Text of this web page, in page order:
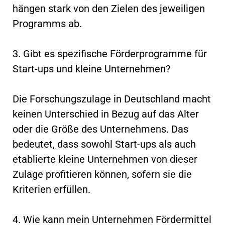
hängen stark von den Zielen des jeweiligen
Programms ab.
3. Gibt es spezifische Förderprogramme für
Start-ups und kleine Unternehmen?
Die Forschungszulage in Deutschland macht
keinen Unterschied in Bezug auf das Alter
oder die Größe des Unternehmens. Das
bedeutet, dass sowohl Start-ups als auch
etablierte kleine Unternehmen von dieser
Zulage profitieren können, sofern sie die
Kriterien erfüllen.
4. Wie kann mein Unternehmen Fördermittel